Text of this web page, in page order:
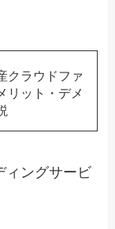
クラウドファ
リット・デメ
ィングサービ